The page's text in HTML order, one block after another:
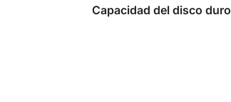
Capacidad del disco duro